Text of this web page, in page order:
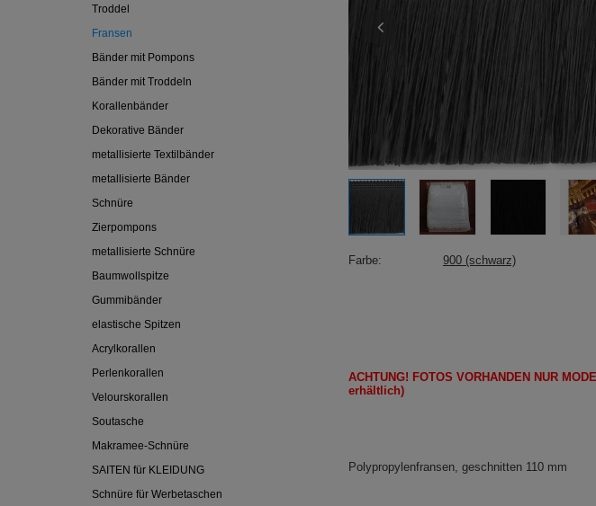
Troddel
Fransen
Bänder mit Pompons
Bänder mit Troddeln
Korallenbänder
Dekorative Bänder
metallisierte Textilbänder
metallisierte Bänder
Schnüre
Zierpompons
metallisierte Schnüre
Baumwollspitze
Gummibänder
elastische Spitzen
Acrylkorallen
Perlenkorallen
Velourskorallen
Soutasche
Makramee-Schnüre
SAITEN für KLEIDUNG
Schnüre für Werbetaschen
Farbe 900 (schwarz)
ACHTUNG! FOTOS VORHANDEN NUR
erhältlich)
Polypropylenfransen, geschnitten 110 mm